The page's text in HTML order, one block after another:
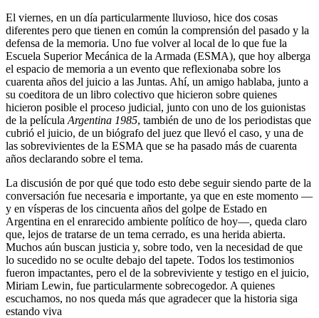
El viernes, en un día particularmente lluvioso, hice dos cosas
diferentes pero que tienen en común la comprensión del pasado y la
defensa de la memoria. Uno fue volver al local de lo que fue la
Escuela Superior Mecánica de la Armada (ESMA), que hoy alberga
el espacio de memoria a un evento que reflexionaba sobre los
cuarenta años del juicio a las Juntas. Ahí, un amigo hablaba, junto a
su coeditora de un libro colectivo que hicieron sobre quienes
hicieron posible el proceso judicial, junto con uno de los guionistas
de la película Argentina 1985, también de uno de los periodistas que
cubrió el juicio, de un biógrafo del juez que llevó el caso, y una de
las sobrevivientes de la ESMA que se ha pasado más de cuarenta
años declarando sobre el tema.
La discusión de por qué que todo esto debe seguir siendo parte de la
conversación fue necesaria e importante, ya que en este momento —
y en vísperas de los cincuenta años del golpe de Estado en
Argentina en el enrarecido ambiente político de hoy—, queda claro
que, lejos de tratarse de un tema cerrado, es una herida abierta.
Muchos aún buscan justicia y, sobre todo, ven la necesidad de que
lo sucedido no se oculte debajo del tapete. Todos los testimonios
fueron impactantes, pero el de la sobreviviente y testigo en el juicio,
Miriam Lewin, fue particularmente sobrecogedor. A quienes
escuchamos, no nos queda más que agradecer que la historia siga
estando viva